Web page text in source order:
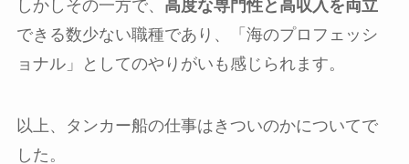
しかしその一方で、 高度な専門性と高収入を両立
できる数少ない職種であり、「海のプロフェッシ
ョナル」としてのやりがいも感じられます。
以上、タンカー船の仕事はきついのかについてで
した。